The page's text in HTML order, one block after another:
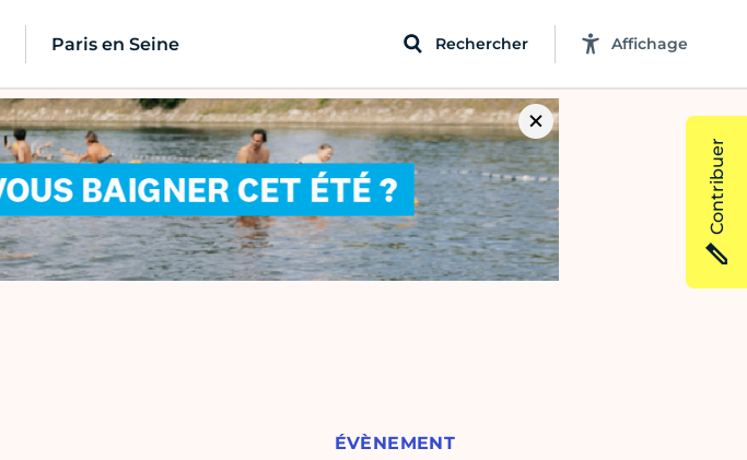
Paris en Seine Rechercher Affichage
ÉVÈNEMENT
Contribuer